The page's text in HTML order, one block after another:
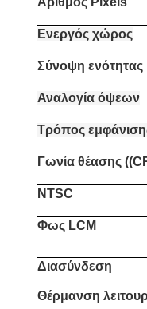
Ενεργός χώρος
Σύνοψη ενότητας
Αναλογία όψεων
Τρόπος
Γωνία θέασης
NTSC
Φως LCM
Διασύνδεση
Θέρμανση